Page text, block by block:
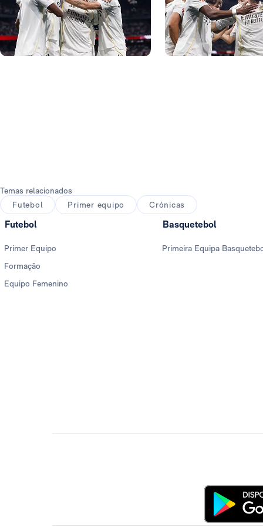
Temas relacionados
Futebol
Primer equipo Crónicas
Futebol
Primer Equipo
Formação
Equipo Femenino
Basquetebol
Primeira Equipa